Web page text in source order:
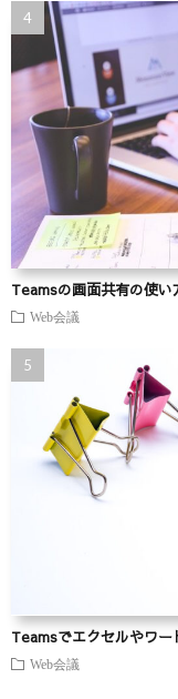
Teamsの画面共有の使
Web会議
Teamsでエクセルやワー
Web会議